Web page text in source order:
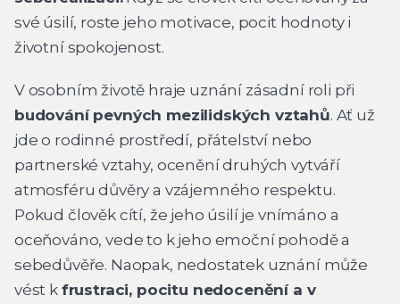
své úsilí, roste jeho motivace, pocit hodnoty i
životní spokojenost.
V osobním životě hraje uznání zásadní roli při
budování pevných mezilidských vztahů. Ať už
jde o rodinné prostředí, přátelství nebo
partnerské vztahy, ocenění druhých vytváří
atmosféru důvěry a vzájemného respektu.
Pokud člověk cítí, že jeho úsilí je vnímáno a
oceňováno, vede to k jeho emoční pohodě a
sebedůvěře. Naopak, nedostatek uznání může
vést k frustraci, pocitu nedocenění a v